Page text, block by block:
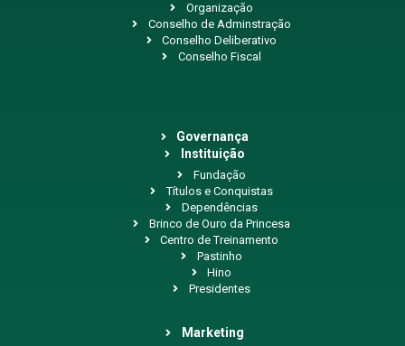
Organização
Conselho de Adminstração
Conselho Deliberativo
Conselho Fiscal
Governança
Instituição
Fundação
Títulos e Conquistas
Dependências
Brinco de Ouro da Princesa
Centro de Treinamento
Pastinho
Hino
Presidentes
Marketing